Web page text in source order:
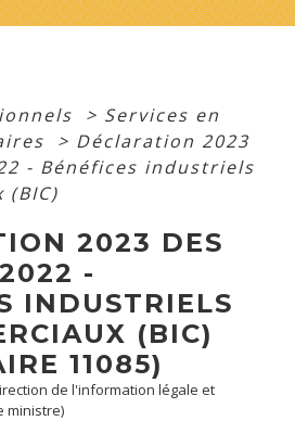
> Services en
> Déclaration 2023
- Bénéfices industriels
(BIC)
2023 DES
-
INDUSTRIELS
(BIC)
11085)
de l'information légale et
ministre)